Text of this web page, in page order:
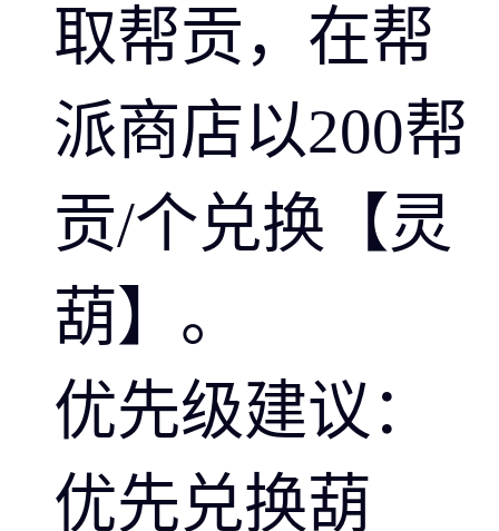
取帮贡，在帮
派商店以200帮
贡/个兑换【灵
葫】。
优先级建议：
优先兑换葫